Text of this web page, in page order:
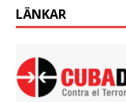
LÄNKAR